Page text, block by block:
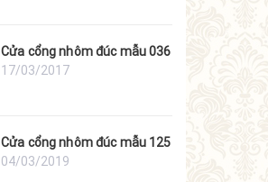
Cửa cổng nhôm đúc mẫu 036
17/03/2017
Cửa cổng nhôm đúc mẫu 125
04/03/2019